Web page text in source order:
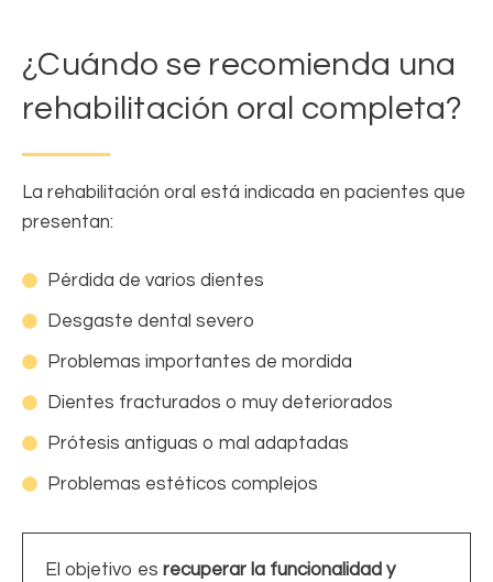
¿Cuándo se recomienda una
rehabilitación oral completa?
La rehabilitación oral está indicada en pacientes que
presentan:
Pérdida de varios dientes
Desgaste dental severo
Problemas importantes de mordida
Dientes fracturados o muy deteriorados
Prótesis antiguas o mal adaptadas
Problemas estéticos complejos
El objetivo es recuperar la funcionalidad y